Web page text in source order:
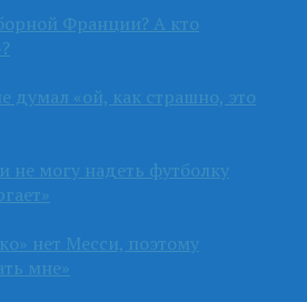
Франции? А кто
думал «ой, как страшно, это
не могу надеть футболку
нет Месси, поэтому
мне»